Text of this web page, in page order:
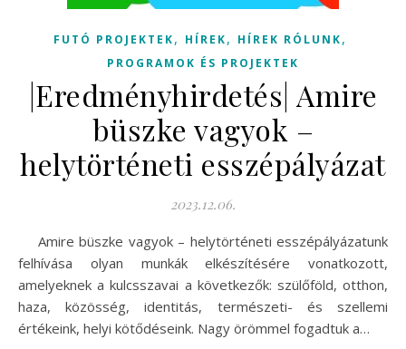
FUTÓ PROJEKTEK, HÍREK, HÍREK RÓLUNK,
PROGRAMOK ÉS PROJEKTEK
|Eredményhirdetés| Amire
büszke vagyok –
helytörténeti esszépályázat
2023.12.06.
Amire büszke vagyok – helytörténeti esszépályázatunk
felhívása olyan munkák elkészítésére vonatkozott,
amelyeknek a kulcsszavai a következők: szülőföld, otthon,
haza, közösség, identitás, természeti- és szellemi
értékeink, helyi kötődéseink. Nagy örömmel fogadtuk a…